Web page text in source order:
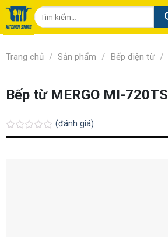
Chuyển
đến
nội
dung
Tìm
kiếm:
Trang chủ / Sản phẩm / Bếp điện từ /
Bếp từ MERGO MI-720TS
Được
(đánh giá)